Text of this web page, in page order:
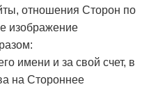
отношения Сторон по
изображение
имени и за свой счет, в
на Стороннее